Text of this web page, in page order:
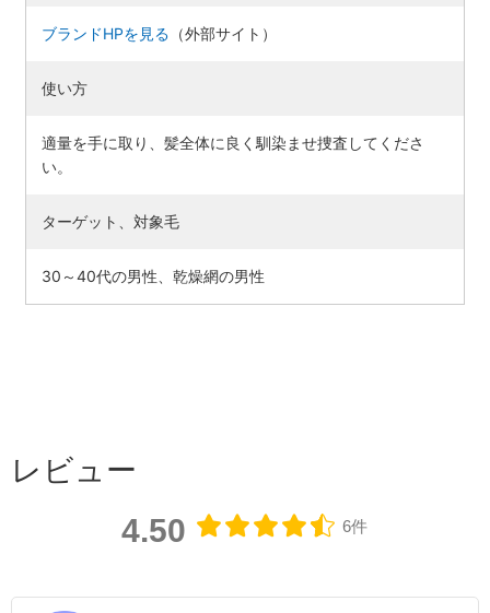
ブランドHPを見る （外部サイト）
使い方
適量を手に取り、髪全体に良く馴染ませ捜査してくださ
い。
ターゲット、対象毛
30～40代の男性、乾燥網の男性
レビュー
4.50 6件